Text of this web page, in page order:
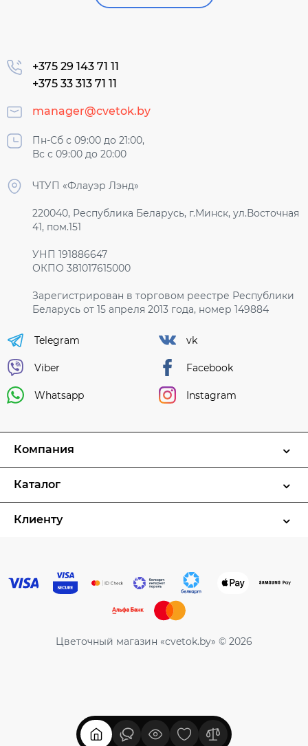
+375 29 143 71 11
+375 33 313 71 11
manager@cvetok.by
Пн-Сб с 09:00 до 21:00,
Вс с 09:00 до 20:00
ЧТУП «Флауэр Лэнд»
220040, Республика Беларусь, г.Минск, ул.Восточная
41, пом.151
УНП 191886647
ОКПО 381017615000
Зарегистрирован в торговом реестре Республики
Беларусь от 15 апреля 2013 года, номер 149884
Telegram
Viber
Whatsapp
vk
Facebook
Instagram
Компания
Каталог
Клиенту
Цветочный магазин «cvetok.by» © 2026